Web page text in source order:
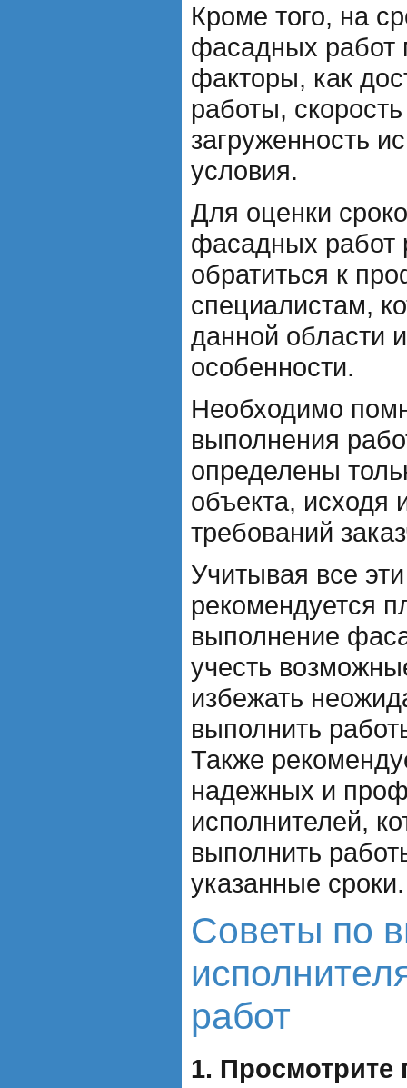
Кроме того, на
фасадных работ
факторы, как
работы,
загруженность
условия.
Для оценки
фасадных работ
обратиться к
специалистам,
данной области
особенности.
Необходимо
выполнения
определены
объекта, исходя
требований
Учитывая все
рекомендуется
выполнение
учесть
избежать
выполнить
Также
надежных и
исполнителей,
выполнить
указанные сроки.
Советы по
работ
1.